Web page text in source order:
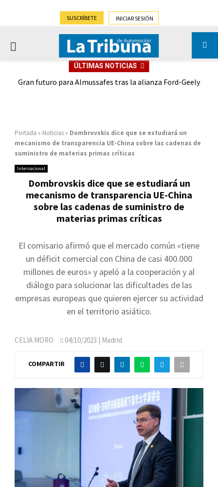
SUSCRÍBETE INICIAR SESIÓN
PRIMARY
ÚLTIMAS NOTICIAS
Gran futuro para Almussafes tras la alianza Ford-Geely
Portada » Noticias » Dombrovskis dice que se estudiará un
mecanismo de transparencia UE-China sobre las cadenas de
suministro de materias primas críticas
Internacional
Dombrovskis dice que se estudiará un
mecanismo de transparencia UE-China
sobre las cadenas de suministro de
materias primas críticas
El comisario afirmó que el mercado común «tiene
un déficit comercial con China de casi 400.000
millones de euros» y apeló a la cooperación y al
diálogo para solucionar las dificultades de las
empresas europeas que quieren ejercer su actividad
en el territorio asiático.
CELIA MORO 04/10/2023 | Madrid
COMPARTIR